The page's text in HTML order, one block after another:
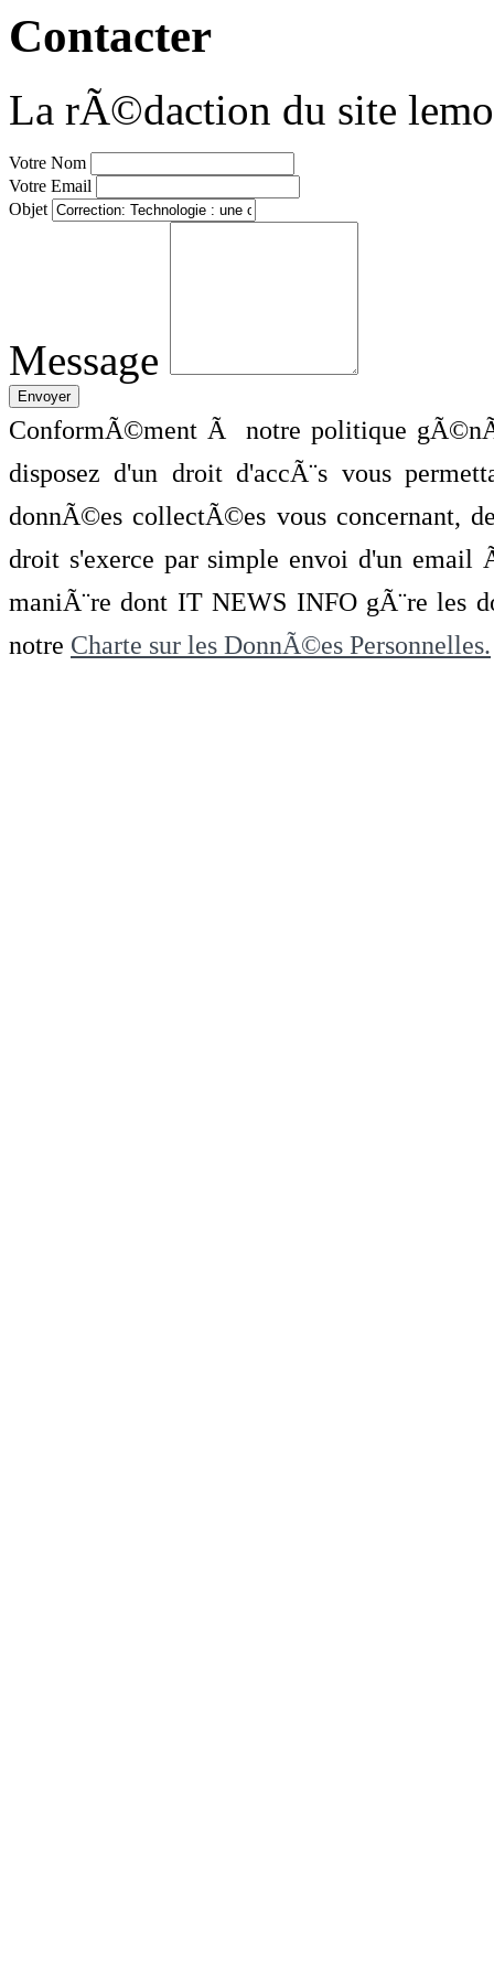
Contacter
La rÃ©daction du site
Votre Nom
Votre Email
Objet
Message
ConformÃ©ment Ã notre politique
disposez d'un droit d'accÃ¨s vous
donnÃ©es collectÃ©es vous concernant,
droit s'exerce par simple envoi d'un
maniÃ¨re dont IT NEWS INFO gÃ¨re les
notre Charte sur les DonnÃ©es Personnelles.